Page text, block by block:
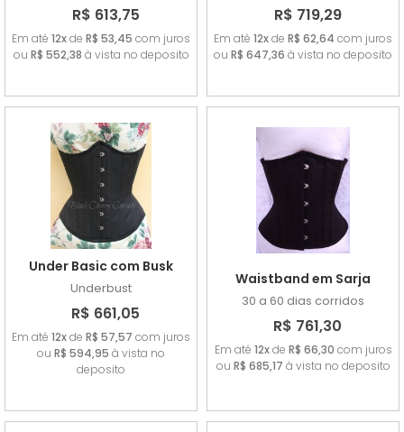
R$ 613,75
Em até 12xde R$ 53,45 com juros
ou R$ 552,38 à vista no deposito
R$ 719,29
Em até 12xde R$ 62,64 com juros
ou R$ 647,36 à vista no deposito
Under Basic com Busk
Underbust
R$ 661,05
Em até 12xde R$ 57,57 com juros
ou R$ 594,95 à vista no
deposito
Waistband em Sarja
30 a 60 dias corridos
R$ 761,30
Em até 12xde R$ 66,30 com juros
ou R$ 685,17 à vista no deposito